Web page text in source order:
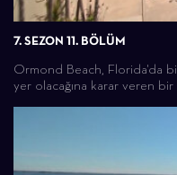
7. SEZON 11. BÖLÜM
Ormond Beach, Florida'da
yer olacağına karar veren